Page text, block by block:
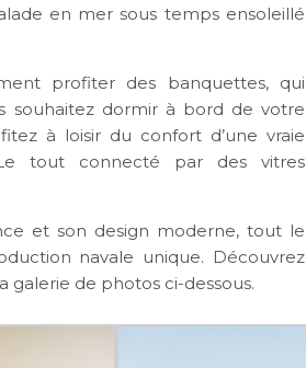
en mer sous temps ensoleillé
profiter des banquettes, qui
souhaitez dormir à bord de votre
à loisir du confort d’une vraie
tout connecté par des vitres
et son design moderne, tout le
navale unique. Découvrez
galerie de photos ci-dessous.